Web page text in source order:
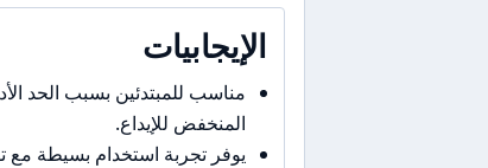
الإيجابيات
مناسب للمبتدئين بسبب الحد
المنخفض للإيداع.
يوفر تجربة استخدام بسيطة مع